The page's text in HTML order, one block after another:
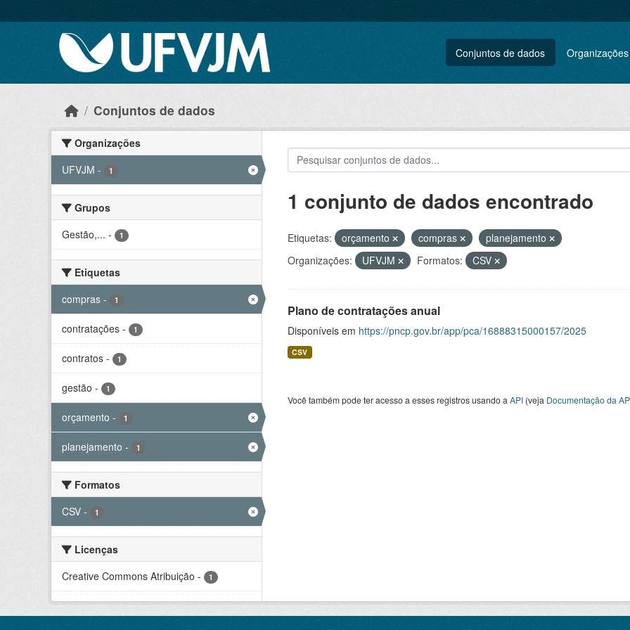
Conjuntos de dados Organizações
Conjuntos de dados
Organizações
UFVJM - 1
Grupos
Gestão,... - 1
Etiquetas
compras - 1
contratações - 1
contratos - 1
gestão - 1
orçamento - 1
planejamento - 1
Formatos
CSV - 1
Licenças
Creative Commons Atribuição - 1
1 conjunto de dados encontrado
Etiquetas: orçamento compras
planejamento
Organizações:
UFVJM Formatos: CSV
Plano de contratações anual
Disponíveis em https://pncp.gov.br/app/pca/16888315000157/2025
CSV
Você também pode ter acesso a esses registros usando a API(veja Documentação da